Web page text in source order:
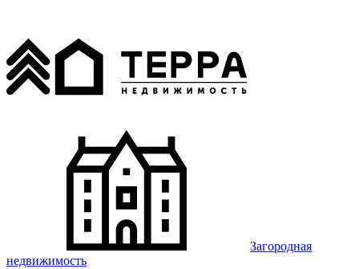
Загородная
недвижимость